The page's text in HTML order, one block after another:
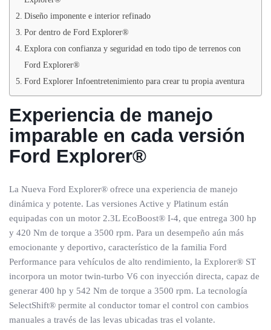
Diseño imponente e interior refinado
Por dentro de Ford Explorer®
Explora con confianza y seguridad en todo tipo de terrenos con
Ford Explorer®
Ford Explorer Infoentretenimiento para crear tu propia aventura
Experiencia de manejo
imparable en cada versión
Ford Explorer®
La Nueva Ford Explorer® ofrece una experiencia de manejo
dinámica y potente. Las versiones Active y Platinum están
equipadas con un motor 2.3L EcoBoost® I-4, que entrega 300 hp
y 420 Nm de torque a 3500 rpm. Para un desempeño aún más
emocionante y deportivo, característico de la familia Ford
Performance para vehículos de alto rendimiento, la Explorer® ST
incorpora un motor twin-turbo V6 con inyección directa, capaz de
generar 400 hp y 542 Nm de torque a 3500 rpm. La tecnología
SelectShift® permite al conductor tomar el control con cambios
manuales a través de las levas ubicadas tras el volante.